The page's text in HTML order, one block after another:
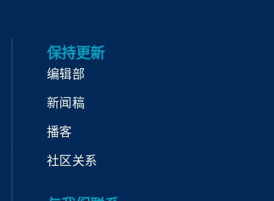
保持更新
编辑部
新闻稿
播客
社区关系